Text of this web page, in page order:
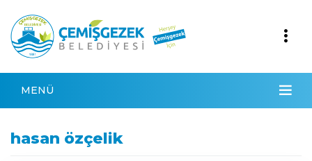
MENÜ
hasan özçelik